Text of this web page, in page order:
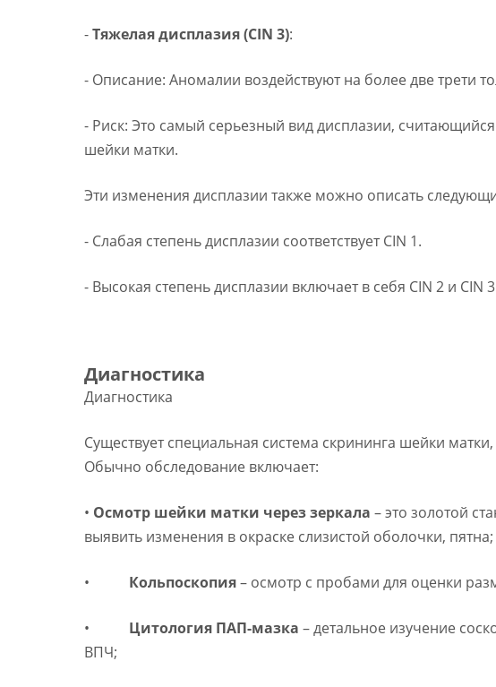
-Тяжелая дисплазия (CIN 3):
- Описание: Аномалии воздействуют на более две трети
- Риск: Это самый серьезный вид дисплазии,
шейки матки.
Эти изменения дисплазии также можно описать
- Слабая степень дисплазии соответствует CIN 1.
- Высокая степень дисплазии включает в себя CIN 2 и CIN
Диагностика
Диагностика
Существует специальная система скрининга шейки
Обычно обследование включает:
• Осмотр шейки матки через зеркала – это золотой
выявить изменения в окраске слизистой оболочки, пятна;
• Кольпоскопия– осмотр с пробами для оценки
• Цитология ПАП-мазка – детальное изучение
ВПЧ;